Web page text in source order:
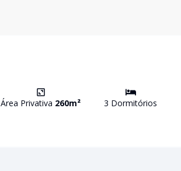
Área Privativa 260m² 3 Dormitórios